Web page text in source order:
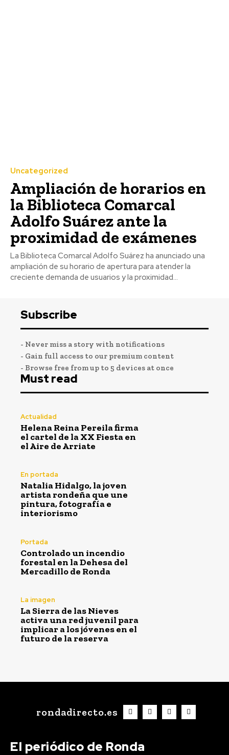
Uncategorized
Ampliación de horarios en
la Biblioteca Comarcal
Adolfo Suárez ante la
proximidad de exámenes
La Biblioteca Comarcal Adolfo Suárez ha anunciado una
ampliación de su horario de apertura para atender la
creciente demanda de usuarios y la proximidad...
Subscribe
- Never miss a story with notifications
- Gain full access to our premium content
- Browse free from up to 5 devices at once
Must read
Actualidad
Helena Reina Pereila firma
el cartel de la XX Fiesta en
el Aire de Arriate
En portada
Natalia Hidalgo, la joven
artista rondeña que une
pintura, fotografía e
interiorismo
Portada
Controlado un incendio
forestal en la Dehesa del
Mercadillo de Ronda
La imagen
La Sierra de las Nieves
activa una red juvenil para
implicar a los jóvenes en el
futuro de la reserva
rondadirecto.es
El periódico de Ronda